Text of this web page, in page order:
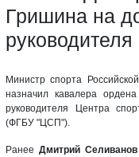
Гришина на
Министр спорта
назначил кавалера
руководителя Центра
(ФГБУ "ЦСП").
Ранее Дмитрий Селиванов